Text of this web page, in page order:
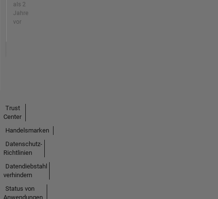
als 2
Jahre
vor
Trust
Center
Handelsmarken
Datenschutz-
Richtlinien
Datendiebstahl
verhindern
Status von
Anwendungen